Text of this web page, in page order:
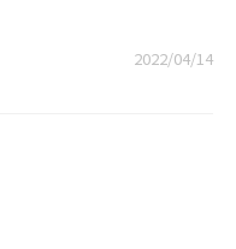
2022/04/14